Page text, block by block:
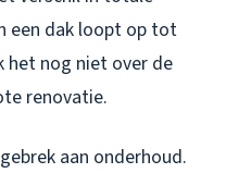
een dak loopt op tot
het nog niet over de
renovatie.
aan onderhoud.